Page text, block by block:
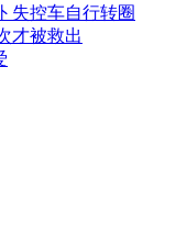
损伤
失控车自行转圈
才被救出